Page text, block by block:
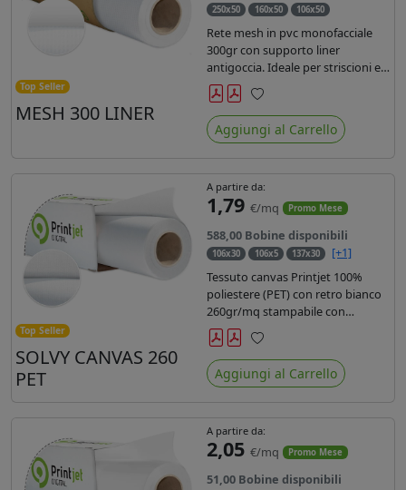
Top Seller
MESH 300 LINER
250x50 160x50 106x50
Rete mesh in pvc monofacciale
300gr con supporto liner
antigoccia. Ideale per striscioni e
coperture antivento. Saldabile,
stampabile con inchiostri
solvente, ecosolvente, uv e latex.
Densità fili 1000x1000 , filato 9x13.
Preferiti
Aggiungi al Carrello
Top Seller
SOLVY CANVAS 260
PET
A partire da:
1,79 €/mq Promo Mese
588,00 Bobine disponibili
106x30 106x5 137x30
[+1]
Tessuto canvas Printjet 100%
poliestere (PET) con retro bianco
260gr/mq stampabile con
inchiostri solvente, ecosolvente,
uv e latex.
Preferiti
Aggiungi al Carrello
A partire da:
2,05 €/mq Promo Mese
51,00 Bobine disponibili